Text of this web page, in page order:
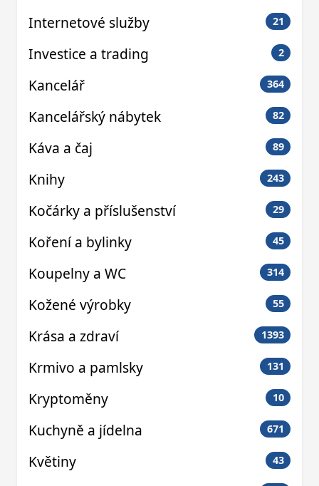
Internetové služby
21
Investice a trading 2
Kancelář 364
Kancelářský nábytek 82
Káva a čaj 89
Knihy 243
Kočárky a příslušenství 29
Koření a bylinky 45
Koupelny a WC 314
Kožené výrobky 55
Krása a zdraví 1393
Krmivo a pamlsky 131
Kryptoměny 10
Kuchyně a jídelna 671
Květiny 43